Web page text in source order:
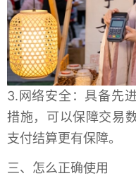
3.网络安全：具备先
措施，可以保障交易
支付结算更有保障。
三、怎么正确使用